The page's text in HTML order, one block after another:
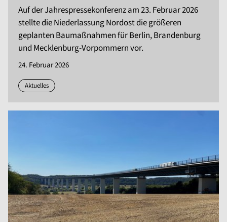
Auf der Jahrespressekonferenz am 23. Februar 2026
stellte die Niederlassung Nordost die größeren
geplanten Baumaßnahmen für Berlin, Brandenburg
und Mecklenburg-Vorpommern vor.
24. Februar 2026
Aktuelles